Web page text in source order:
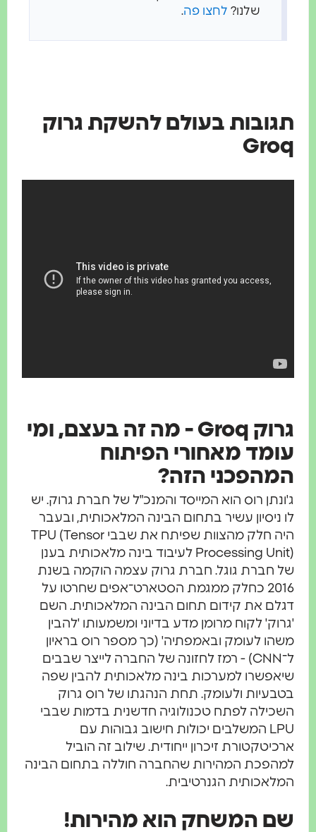
שלנו? לחצו פה.
תגובות בעולם להשקת גרוק
Groq
גרוק Groq - מה זה בעצם, ומי
עומד מאחורי הפיתוח
המהפכני הזה?
ג'ונתן רוס הוא המייסד והמנכ"ל של חברת גרוק. יש
לו ניסיון עשיר בתחום הבינה המלאכותית, ובעבר
היה חלק מהצוות שפיתח את שבבי TPU (Tensor
Processing Unit) לעיבוד בינה מלאכותית בענן
של חברת גוגל. חברת גרוק עצמה הוקמה בשנת
2016 כחלק ממגמת הסטארט־אפים שחרטו על
דגלם את קידום תחום הבינה המלאכותית. השם
'גרוק' לקוח מרומן מדע בדיוני ומשמעותו 'להבין
משהו לעומק ובאמפתיה' (כך מספר רוס בראיון
ל־CNN) - רמז לחזונה של החברה לייצר שבבים
שיאפשרו למערכות בינה מלאכותית להבין שפה
בטבעיות ולעומק. תחת הנהגתו של רוס גרוק
השכילה לפתח טכנולוגיה חדשנית בדמות שבבי
LPU המשלבים יכולות חישוב גבוהות עם
ארכיטקטורת זיכרון ייחודית. שילוב זה הוביל
למהפכת המהירות שהחברה חוללה בתחום הבינה
המלאכותית הגנרטיבית.
שם המשחק הוא מהירות!